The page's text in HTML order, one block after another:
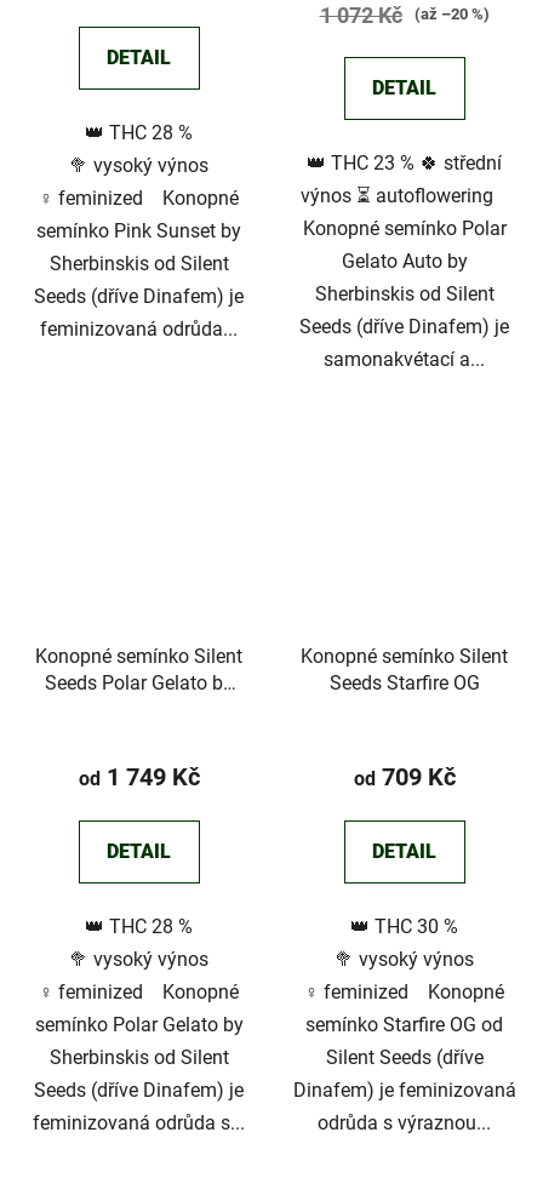
DETAIL
👑 THC 28 %
🥦 vysoký výnos
♀️ feminized Konopné
semínko Pink Sunset by
Sherbinskis od Silent
Seeds (dříve Dinafem) je
feminizovaná odrůda...
1 072 Kč (až –20 %)
DETAIL
👑 THC 23 % 🍀 střední
výnos ⏳ autoflowering
Konopné semínko Polar
Gelato Auto by
Sherbinskis od Silent
Seeds (dříve Dinafem) je
samonakvétací a...
Konopné semínko Silent
Seeds Polar Gelato by
od1 749 Kč
DETAIL
👑 THC 28 %
🥦 vysoký výnos
♀️ feminized Konopné
semínko Polar Gelato by
Sherbinskis od Silent
Seeds (dříve Dinafem) je
feminizovaná odrůda s...
Konopné semínko Silent
Seeds Starfire OG
od709 Kč
DETAIL
👑 THC 30 %
🥦 vysoký výnos
♀️ feminized Konopné
semínko Starfire OG od
Silent Seeds (dříve
Dinafem) je feminizovaná
odrůda s výraznou...